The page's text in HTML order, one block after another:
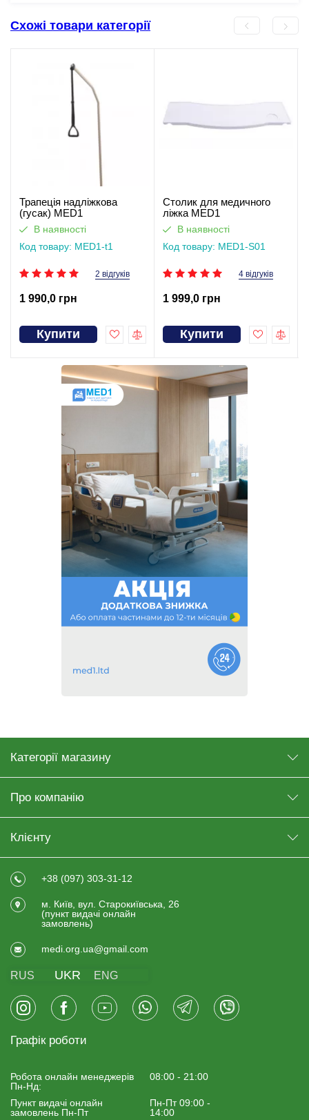
Схожі товари категорії
Трапеція надліжкова
(гусак) MED1
В наявності
Код товару: MED1-t1
2 відгуків
1 990,0 грн
Купити
Столик для медичного
ліжка MED1
В наявності
Код товару: MED1-S01
4 відгуків
1 999,0 грн
Купити
Категорії магазину
Про компанію
Клієнту
+38 (097) 303-31-12
м. Київ, вул. Старокиївська, 26
(пункт видачi онлайн
замовлень)
medi.org.ua@gmail.com
RUS UKR ENG
Графік роботи
Робота онлайн менеджерiв
Пн-Нд:
08:00 - 21:00
Пункт видачі онлайн
замовлень Пн-Пт
Пн-Пт 09:00 -
14:00